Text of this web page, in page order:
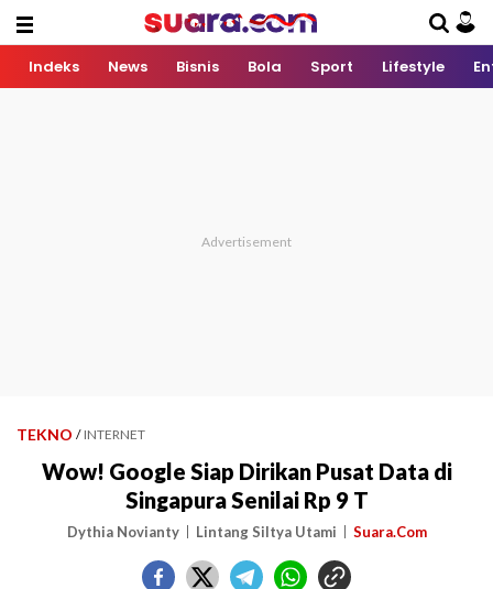
Indeks News Bisnis Bola Sport Lifestyle
TEKNO / INTERNET
Wow! Google Siap Dirikan Pusat Data di
Singapura Senilai Rp 9 T
Dythia Novianty Lintang Siltya Utami Suara.Com